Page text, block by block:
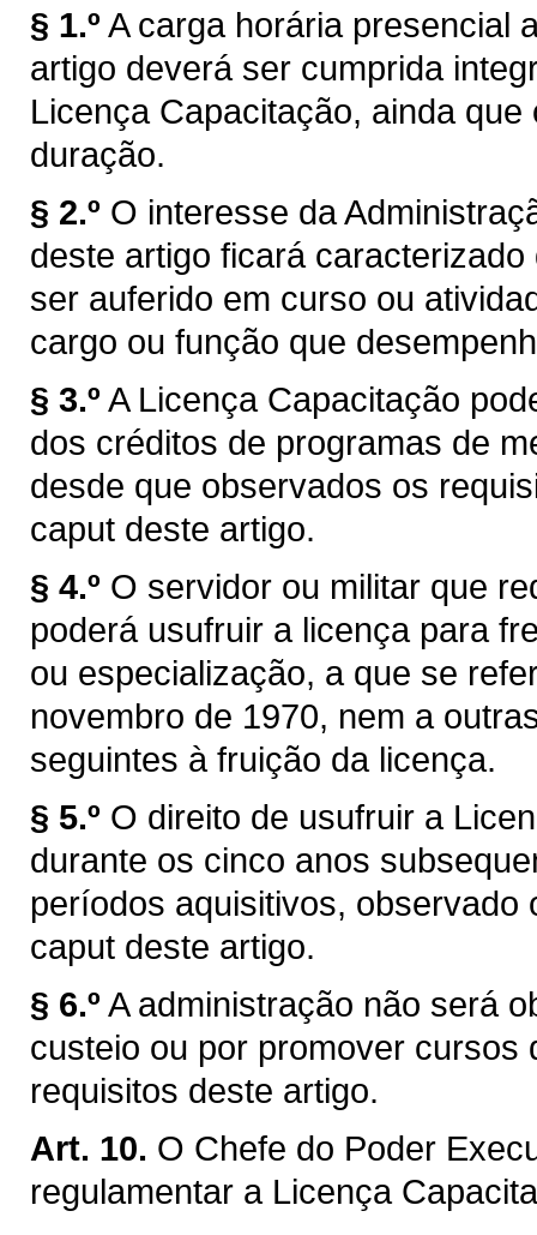
§ 1.º A carga horária presencial
artigo deverá ser cumprida
Licença Capacitação, ainda
duração.
§ 2.º O interesse da
deste artigo ficará
ser auferido em curso ou
cargo ou função que
§ 3.º A Licença Capacitação
dos créditos de programas de
desde que observados os
caput deste artigo.
§ 4.º O servidor ou militar que
poderá usufruir a licença para
ou especialização, a que se
novembro de 1970, nem a
seguintes à fruição da licença.
§ 5.º O direito de usufruir a
durante os cinco anos
períodos aquisitivos,
caput deste artigo.
§ 6.º A administração não será
custeio ou por promover cursos
requisitos deste artigo.
Art. 10. O Chefe do Poder
regulamentar a Licença